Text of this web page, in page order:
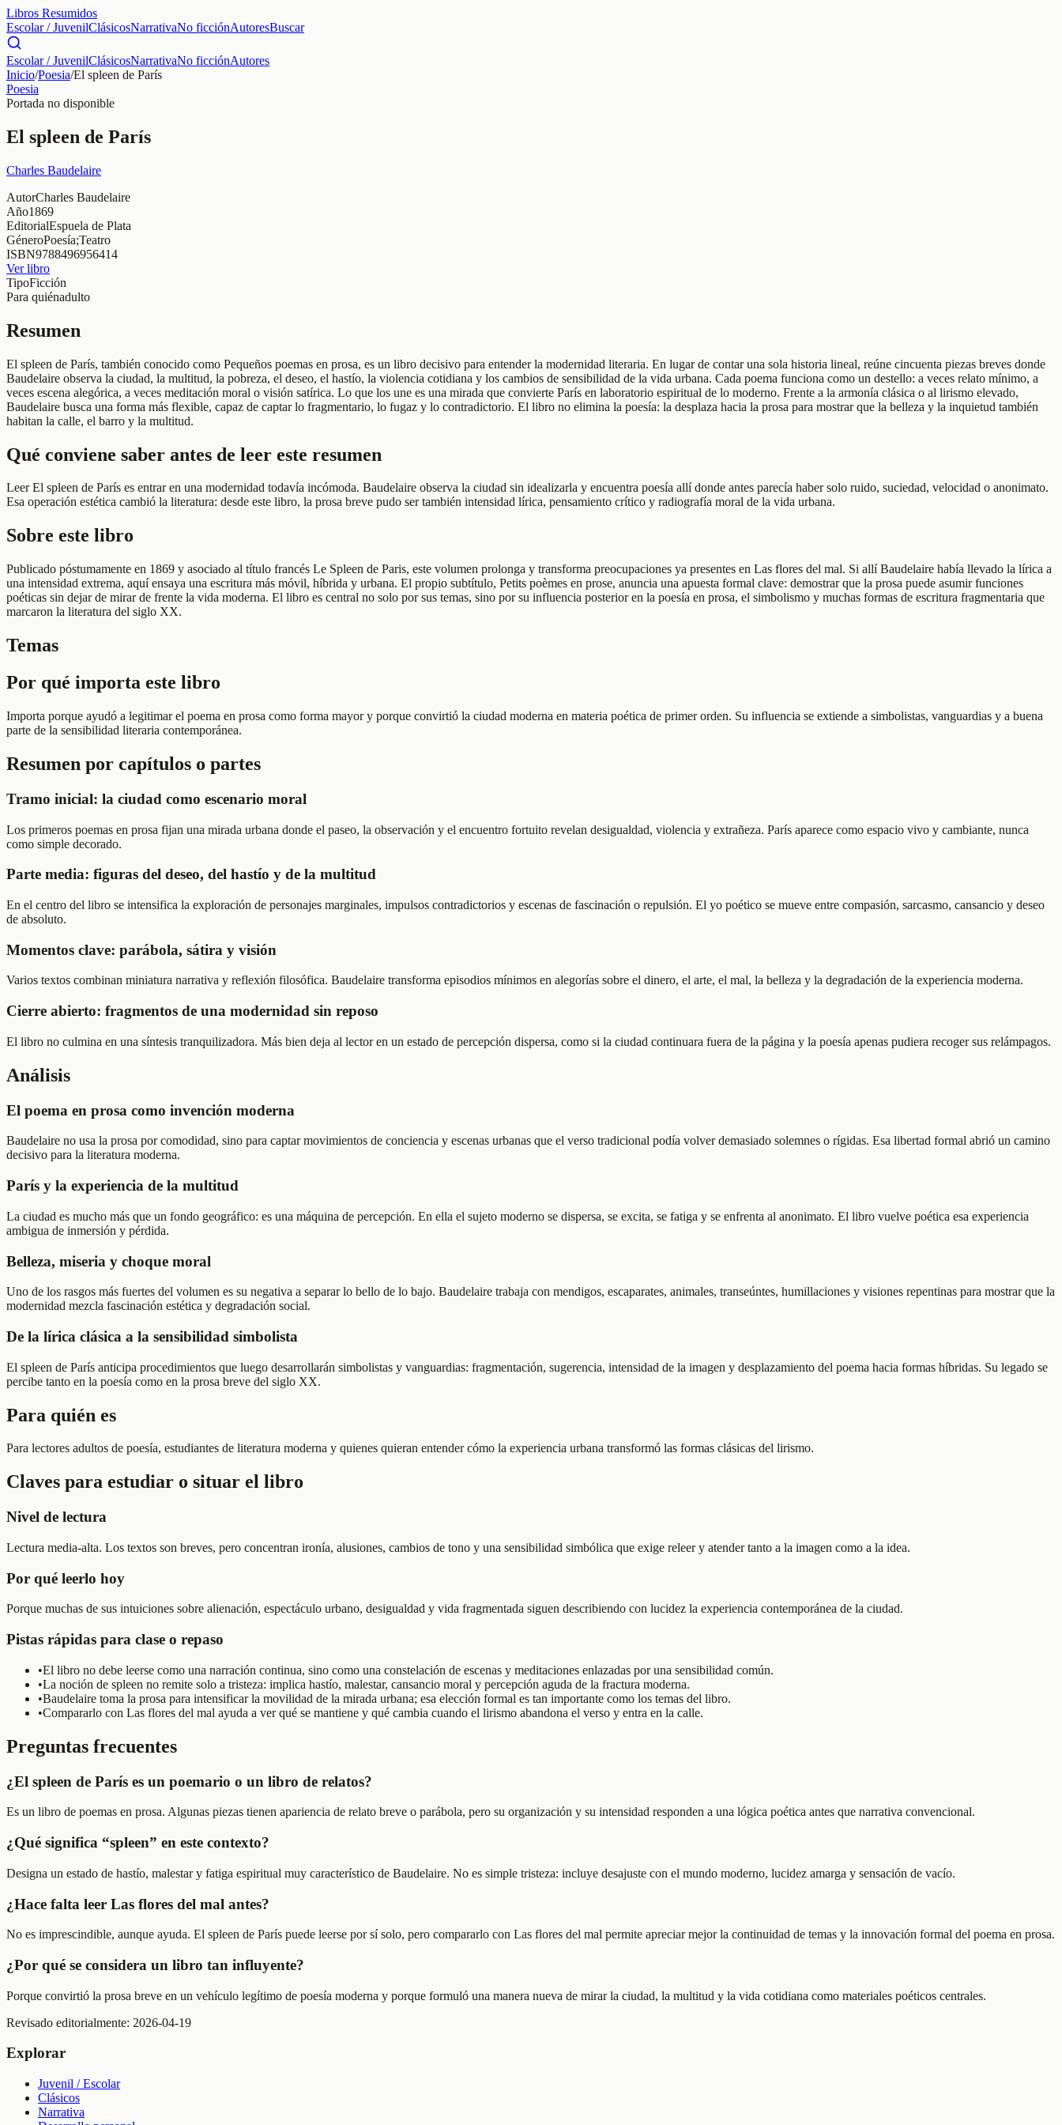
Libros Resumidos
Escolar / JuvenilClásicosNarrativaNo ficciónAutoresBuscar
Escolar / JuvenilClásicosNarrativaNo ficciónAutores
Inicio/Poesia/El spleen de París
Poesia
Portada no disponible
El spleen de París
Charles Baudelaire
AutorCharles Baudelaire
Año1869
EditorialEspuela de Plata
GéneroPoesía;Teatro
ISBN9788496956414
Ver libro
TipoFicción
Para quiénadulto
Resumen
El spleen de París, también conocido como Pequeños poemas en prosa, es un libro decisivo para entender la modernidad literaria. En lugar de contar una sola historia lineal, reúne cincuenta piezas breves donde
Baudelaire observa la ciudad, la multitud, la pobreza, el deseo, el hastío, la violencia cotidiana y los cambios de sensibilidad de la vida urbana. Cada poema funciona como un destello: a veces relato mínimo, a
veces escena alegórica, a veces meditación moral o visión satírica. Lo que los une es una mirada que convierte París en laboratorio espiritual de lo moderno. Frente a la armonía clásica o al lirismo elevado,
Baudelaire busca una forma más flexible, capaz de captar lo fragmentario, lo fugaz y lo contradictorio. El libro no elimina la poesía: la desplaza hacia la prosa para mostrar que la belleza y la inquietud también
habitan la calle, el barro y la multitud.
Qué conviene saber antes de leer este resumen
Leer El spleen de París es entrar en una modernidad todavía incómoda. Baudelaire observa la ciudad sin idealizarla y encuentra poesía allí donde antes parecía haber solo ruido, suciedad, velocidad o anonimato.
Esa operación estética cambió la literatura: desde este libro, la prosa breve pudo ser también intensidad lírica, pensamiento crítico y radiografía moral de la vida urbana.
Sobre este libro
Publicado póstumamente en 1869 y asociado al título francés Le Spleen de Paris, este volumen prolonga y transforma preocupaciones ya presentes en Las flores del mal. Si allí Baudelaire había llevado la lírica a
una intensidad extrema, aquí ensaya una escritura más móvil, híbrida y urbana. El propio subtítulo, Petits poèmes en prose, anuncia una apuesta formal clave: demostrar que la prosa puede asumir funciones
poéticas sin dejar de mirar de frente la vida moderna. El libro es central no solo por sus temas, sino por su influencia posterior en la poesía en prosa, el simbolismo y muchas formas de escritura fragmentaria que
marcaron la literatura del siglo XX.
Temas
Por qué importa este libro
Importa porque ayudó a legitimar el poema en prosa como forma mayor y porque convirtió la ciudad moderna en materia poética de primer orden. Su influencia se extiende a simbolistas, vanguardias y a buena
parte de la sensibilidad literaria contemporánea.
Resumen por capítulos o partes
Tramo inicial: la ciudad como escenario moral
Los primeros poemas en prosa fijan una mirada urbana donde el paseo, la observación y el encuentro fortuito revelan desigualdad, violencia y extrañeza. París aparece como espacio vivo y cambiante, nunca
como simple decorado.
Parte media: figuras del deseo, del hastío y de la multitud
En el centro del libro se intensifica la exploración de personajes marginales, impulsos contradictorios y escenas de fascinación o repulsión. El yo poético se mueve entre compasión, sarcasmo, cansancio y deseo
de absoluto.
Momentos clave: parábola, sátira y visión
Varios textos combinan miniatura narrativa y reflexión filosófica. Baudelaire transforma episodios mínimos en alegorías sobre el dinero, el arte, el mal, la belleza y la degradación de la experiencia moderna.
Cierre abierto: fragmentos de una modernidad sin reposo
El libro no culmina en una síntesis tranquilizadora. Más bien deja al lector en un estado de percepción dispersa, como si la ciudad continuara fuera de la página y la poesía apenas pudiera recoger sus relámpagos.
Análisis
El poema en prosa como invención moderna
Baudelaire no usa la prosa por comodidad, sino para captar movimientos de conciencia y escenas urbanas que el verso tradicional podía volver demasiado solemnes o rígidas. Esa libertad formal abrió un camino
decisivo para la literatura moderna.
París y la experiencia de la multitud
La ciudad es mucho más que un fondo geográfico: es una máquina de percepción. En ella el sujeto moderno se dispersa, se excita, se fatiga y se enfrenta al anonimato. El libro vuelve poética esa experiencia
ambigua de inmersión y pérdida.
Belleza, miseria y choque moral
Uno de los rasgos más fuertes del volumen es su negativa a separar lo bello de lo bajo. Baudelaire trabaja con mendigos, escaparates, animales, transeúntes, humillaciones y visiones repentinas para mostrar que la
modernidad mezcla fascinación estética y degradación social.
De la lírica clásica a la sensibilidad simbolista
El spleen de París anticipa procedimientos que luego desarrollarán simbolistas y vanguardias: fragmentación, sugerencia, intensidad de la imagen y desplazamiento del poema hacia formas híbridas. Su legado se
percibe tanto en la poesía como en la prosa breve del siglo XX.
Para quién es
Para lectores adultos de poesía, estudiantes de literatura moderna y quienes quieran entender cómo la experiencia urbana transformó las formas clásicas del lirismo.
Claves para estudiar o situar el libro
Nivel de lectura
Lectura media-alta. Los textos son breves, pero concentran ironía, alusiones, cambios de tono y una sensibilidad simbólica que exige releer y atender tanto a la imagen como a la idea.
Por qué leerlo hoy
Porque muchas de sus intuiciones sobre alienación, espectáculo urbano, desigualdad y vida fragmentada siguen describiendo con lucidez la experiencia contemporánea de la ciudad.
Pistas rápidas para clase o repaso
•El libro no debe leerse como una narración continua, sino como una constelación de escenas y meditaciones enlazadas por una sensibilidad común.
•La noción de spleen no remite solo a tristeza: implica hastío, malestar, cansancio moral y percepción aguda de la fractura moderna.
•Baudelaire toma la prosa para intensificar la movilidad de la mirada urbana; esa elección formal es tan importante como los temas del libro.
•Compararlo con Las flores del mal ayuda a ver qué se mantiene y qué cambia cuando el lirismo abandona el verso y entra en la calle.
Preguntas frecuentes
¿El spleen de París es un poemario o un libro de relatos?
Es un libro de poemas en prosa. Algunas piezas tienen apariencia de relato breve o parábola, pero su organización y su intensidad responden a una lógica poética antes que narrativa convencional.
¿Qué significa “spleen” en este contexto?
Designa un estado de hastío, malestar y fatiga espiritual muy característico de Baudelaire. No es simple tristeza: incluye desajuste con el mundo moderno, lucidez amarga y sensación de vacío.
¿Hace falta leer Las flores del mal antes?
No es imprescindible, aunque ayuda. El spleen de París puede leerse por sí solo, pero compararlo con Las flores del mal permite apreciar mejor la continuidad de temas y la innovación formal del poema en prosa.
¿Por qué se considera un libro tan influyente?
Porque convirtió la prosa breve en un vehículo legítimo de poesía moderna y porque formuló una manera nueva de mirar la ciudad, la multitud y la vida cotidiana como materiales poéticos centrales.
Revisado editorialmente: 2026-04-19
Explorar
Juvenil / Escolar
Clásicos
Narrativa